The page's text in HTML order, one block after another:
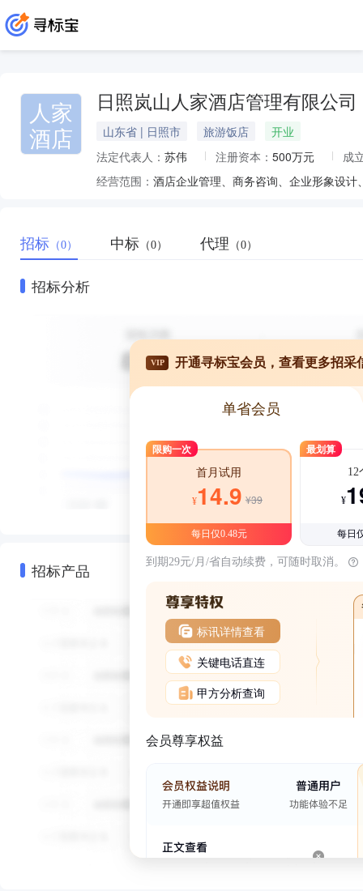
人家
酒店
日照岚山人家酒店管理有限公司
山东省 | 日照市 旅游饭店
开业
法定代表人： 苏伟 注册资本： 500万元
成
经营范围：
招标 （0） 中标 （0） 代理 （0）
招标分析
招标产品
VIP 开通寻标宝会员，查看更多招采
单省会员
限购一次
首月试用
¥14.9 ¥39
每日仅0.48元
最划算
12
¥
每日
到期29元/月/省自动续费，可随时取消。
标讯详情查看
关键电话直连
甲方分析查询
会员尊享权益